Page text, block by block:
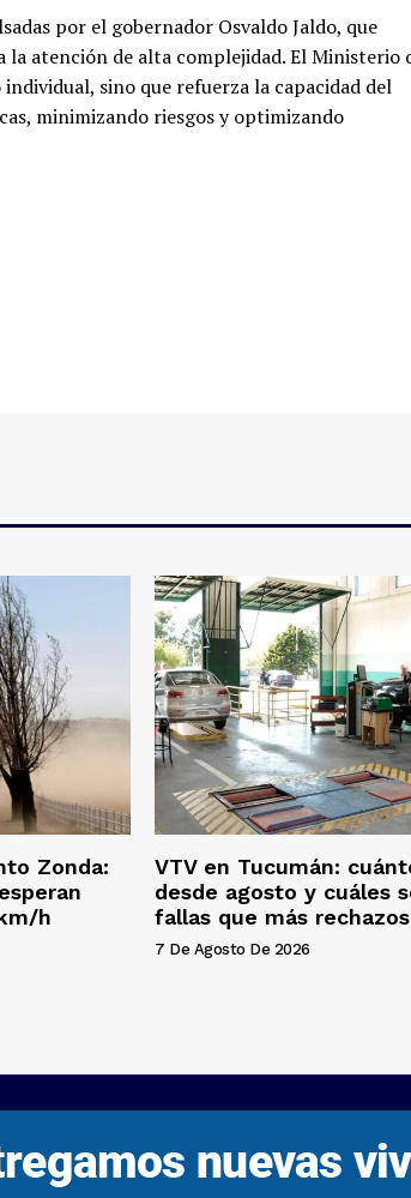
por el gobernador Osvaldo Jaldo, que
atención de alta complejidad. El Ministerio
sino que refuerza la capacidad del
minimizando riesgos y optimizando
Zonda:
h
VTV en Tucumán:
desde agosto y cuáles
fallas que más
7 De Agosto De 2026